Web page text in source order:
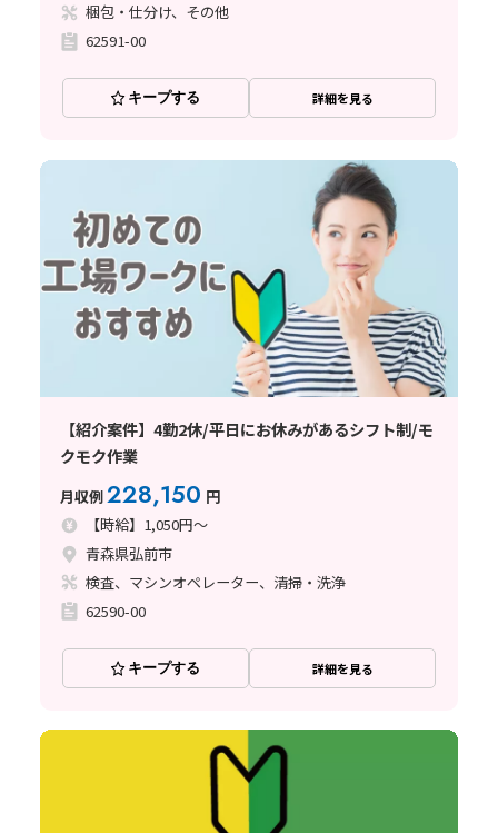
梱包・仕分け、その他
62591-00
キープする 詳細を見る
【紹介案件】4勤2休/平日にお休みがあるシフト制/モ
クモク作業
月収例228,150 円
【時給】1,050円～
青森県弘前市
検査、マシンオペレーター、清掃・洗浄
62590-00
キープする 詳細を見る